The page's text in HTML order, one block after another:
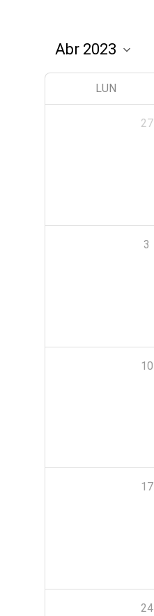
LUN
27
3
10
17
24